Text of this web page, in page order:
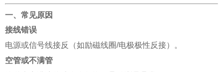
一、常见原因
接线错误
电源或信号线接反（如励磁线圈/电极极性反接）。
空管或不满管